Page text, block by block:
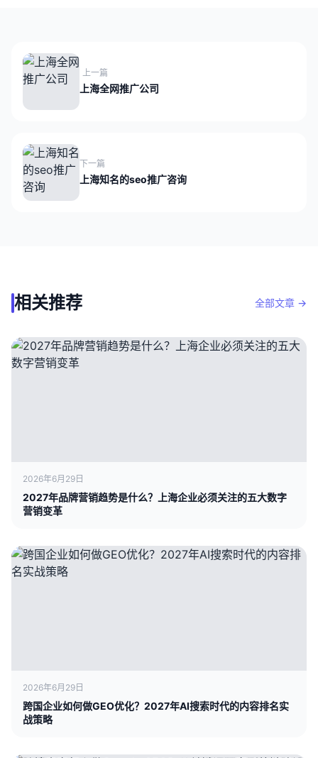
上一篇
上海全网推广公司
下一篇
上海知名的seo推广咨询
相关推荐 全部文章 →
2026年6月29日
2027年品牌营销趋势是什么？上海企业必须关注的五大数字
营销变革
2026年6月29日
跨国企业如何做GEO优化？2027年AI搜索时代的内容排名实
战策略